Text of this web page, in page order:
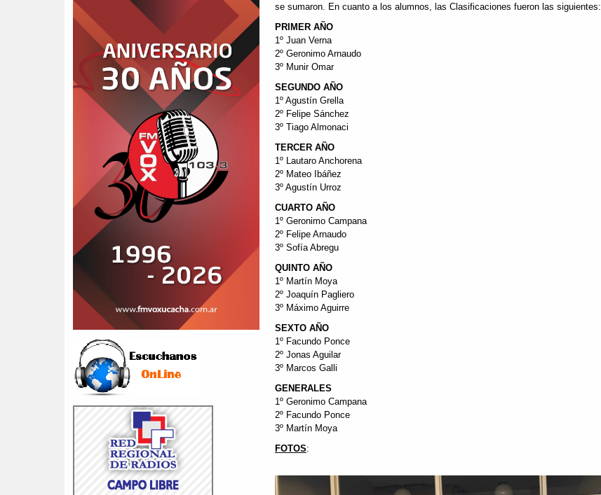
se sumaron. En cuanto a los alumnos, las Clasificaciones fueron las siguientes:
PRIMER AÑO
1º Juan Verna
2º Geronimo Arnaudo
3º Munir Omar
SEGUNDO AÑO
1º Agustín Grella
2º Felipe Sánchez
3º Tiago Almonaci
TERCER AÑO
1º Lautaro Anchorena
2º Mateo Ibáñez
3º Agustín Urroz
CUARTO AÑO
1º Geronimo Campana
2º Felipe Arnaudo
3º Sofía Abregu
QUINTO AÑO
1º Martín Moya
2º Joaquín Pagliero
3º Máximo Aguirre
SEXTO AÑO
1º Facundo Ponce
2º Jonas Aguilar
3º Marcos Galli
GENERALES
1º Geronimo Campana
2º Facundo Ponce
3º Martín Moya
FOTOS: